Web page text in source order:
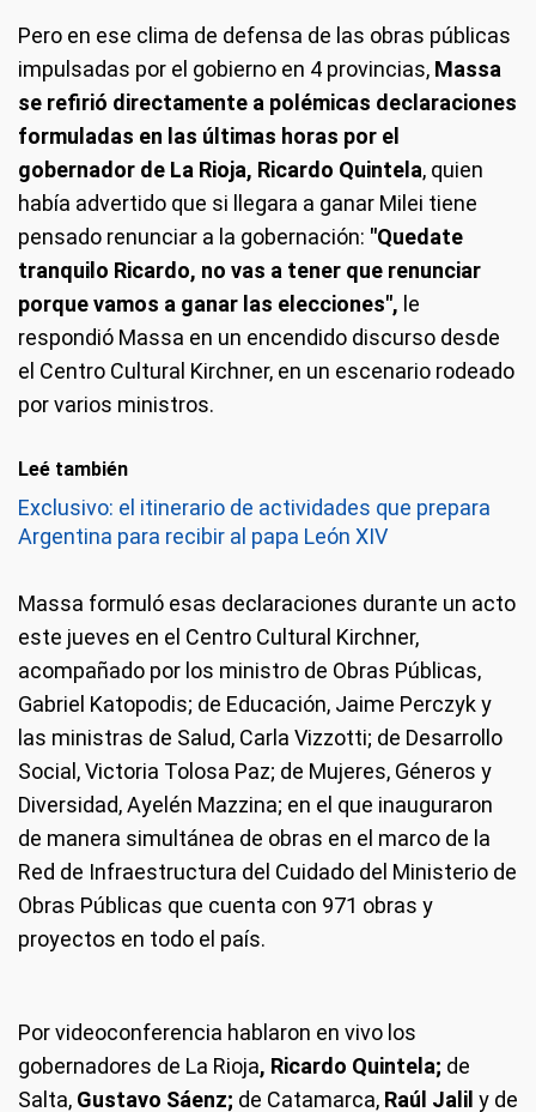
Pero en ese clima de defensa de las obras públicas
impulsadas por el gobierno en 4 provincias, Massa
se refirió directamente a polémicas declaraciones
formuladas en las últimas horas por el
gobernador de La Rioja, Ricardo Quintela, quien
había advertido que si llegara a ganar Milei tiene
pensado renunciar a la gobernación: "Quedate
tranquilo Ricardo, no vas a tener que renunciar
porque vamos a ganar las elecciones", le
respondió Massa en un encendido discurso desde
el Centro Cultural Kirchner, en un escenario rodeado
por varios ministros.
Leé también
Exclusivo: el itinerario de actividades que prepara
Argentina para recibir al papa León XIV
Massa formuló esas declaraciones durante un acto
este jueves en el Centro Cultural Kirchner,
acompañado por los ministro de Obras Públicas,
Gabriel Katopodis; de Educación, Jaime Perczyk y
las ministras de Salud, Carla Vizzotti; de Desarrollo
Social, Victoria Tolosa Paz; de Mujeres, Géneros y
Diversidad, Ayelén Mazzina; en el que inauguraron
de manera simultánea de obras en el marco de la
Red de Infraestructura del Cuidado del Ministerio de
Obras Públicas que cuenta con 971 obras y
proyectos en todo el país.
Por videoconferencia hablaron en vivo los
gobernadores de La Rioja, Ricardo Quintela; de
Salta, Gustavo Sáenz; de Catamarca, Raúl Jalil y de